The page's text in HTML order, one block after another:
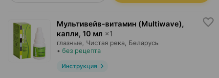
Мультивейв-витамин (Multiwave),
капли, 10 мл ×1
глазные, Чистая река , Беларусь
• без рецепта
Инструкция